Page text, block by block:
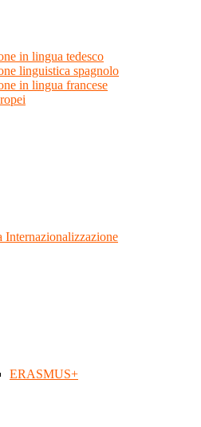
in lingua tedesco
linguistica spagnolo
in lingua francese
Internazionalizzazione
ERASMUS+